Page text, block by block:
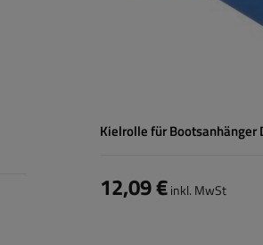
Kielrolle für Bootsanhänger
12,09 €inkl. MwSt